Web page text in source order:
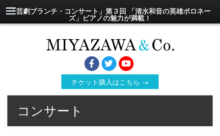
「芸劇ブランチ・コンサート」第３回 「清水和音の英雄ポロネー
ズ」ピアノの魅力が満載！
チケット購入はこちら →
コンサート